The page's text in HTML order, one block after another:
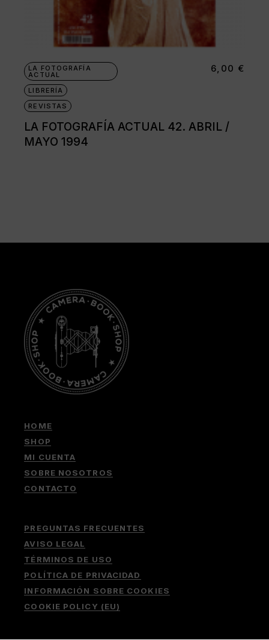
LA FOTOGRAFÍA
ACTUAL
LIBRERÍA
REVISTAS
LA FOTOGRAFÍA ACTUAL 42. ABRIL /
MAYO 1994
6,00 €
HOME
SHOP
MI CUENTA
SOBRE NOSOTROS
CONTACTO
PREGUNTAS FRECUENTES
AVISO LEGAL
TÉRMINOS DE USO
POLÍTICA DE PRIVACIDAD
INFORMACIÓN SOBRE COOKIES
COOKIE POLICY (EU)